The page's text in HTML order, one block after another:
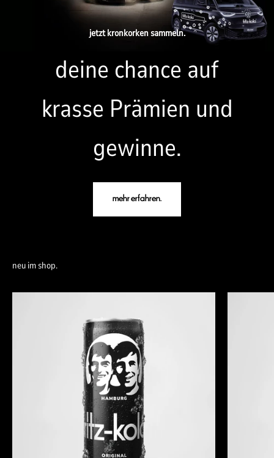
jetzt kronkorken sammeln.
deine chance auf
krasse Prämien und
gewinne.
mehr erfahren.
neu im shop.